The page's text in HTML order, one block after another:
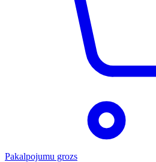
Pakalpojumu grozs